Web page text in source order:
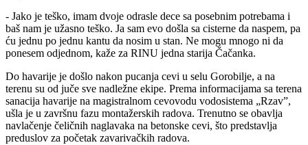
- Jako je teško, imam dvoje odrasle dece sa posebnim potrebama i
baš nam je užasno teško. Ja sam evo došla sa cisterne da naspem, pa
ću jednu po jednu kantu da nosim u stan. Ne mogu mnogo ni da
ponesem odjednom, kaže za RINU jedna starija Čačanka.
Do havarije je došlo nakon pucanja cevi u selu Gorobilje, a na
terenu su od juče sve nadležne ekipe. Prema informacijama sa terena
sanacija havarije na magistralnom cevovodu vodosistema „Rzav”,
ušla je u završnu fazu montažerskih radova. Trenutno se obavlja
navlačenje čeličnih naglavaka na betonske cevi, što predstavlja
preduslov za početak zavarivačkih radova.